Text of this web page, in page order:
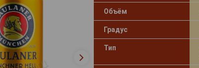
Объём
Градус
Тип